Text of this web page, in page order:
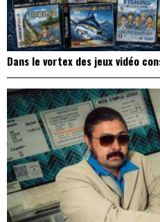
Dans le vortex des jeux vidéo